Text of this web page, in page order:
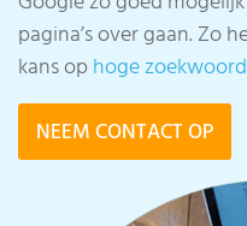
pagina’s over gaan. Zo
kans ophoge
NEEM CONTACT OP